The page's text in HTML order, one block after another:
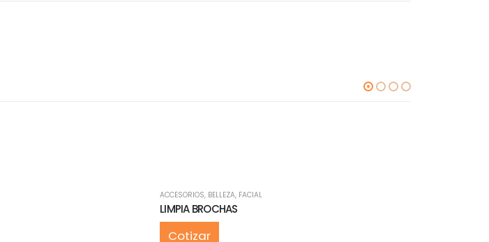
ACCESORIOS, BELLEZA, FACIAL
LIMPIA BROCHAS
Cotizar